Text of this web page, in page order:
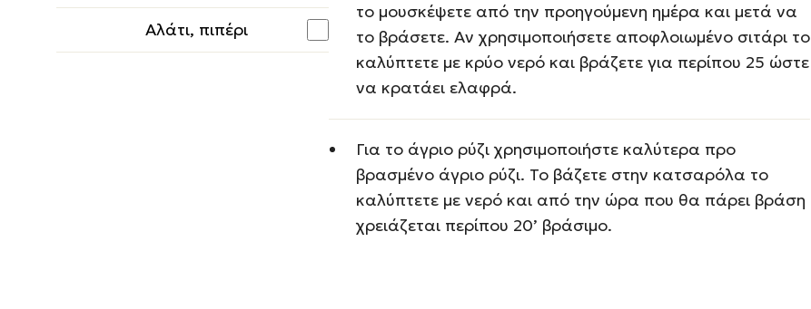
Αλάτι, πιπέρι
το μουσκέψετε από την προηγούμενη ημέρα και μετά να
το βράσετε. Αν χρησιμοποιήσετε αποφλοιωμένο σιτάρι το
καλύπτετε με κρύο νερό και βράζετε για περίπου 25 ώστε
να κρατάει ελαφρά.
Για το άγριο ρύζι χρησιμοποιήστε καλύτερα προ
βρασμένο άγριο ρύζι. Το βάζετε στην κατσαρόλα το
καλύπτετε με νερό και από την ώρα που θα πάρει βράση
χρειάζεται περίπου 20’ βράσιμο.